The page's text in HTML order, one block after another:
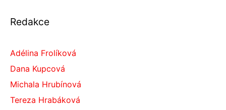
Redakce
Adélina Frolíková
Dana Kupcová
Michala Hrubínová
Tereza Hrabáková